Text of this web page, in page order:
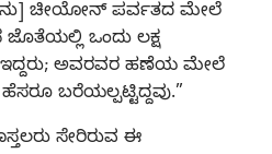
ಚೀಯೋನ್‌ ಪರ್ವತದ ಮೇಲೆ
ಜೊತೆಯಲ್ಲಿ ಒಂದು ಲಕ್ಷ
ಇದ್ದರು; ಅವರವರ ಹಣೆಯ ಮೇಲೆ
ಬರೆಯಲ್ಪಟ್ಟಿದ್ದವು.”
ಸೇರಿರುವ ಈ